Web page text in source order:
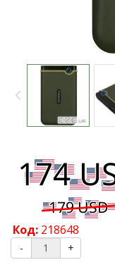
Код: 218648
- +